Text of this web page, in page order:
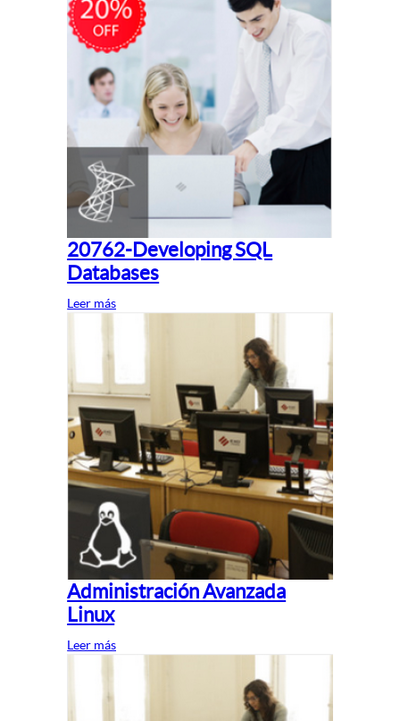
20762-Developing SQL
Databases
Leer más
Administración Avanzada
Linux
Leer más